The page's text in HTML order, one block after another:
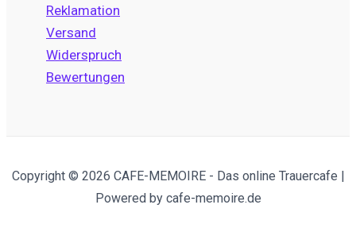
Reklamation
Versand
Widerspruch
Bewertungen
Copyright © 2026 CAFE-MEMOIRE - Das online Trauercafe |
Powered by cafe-memoire.de